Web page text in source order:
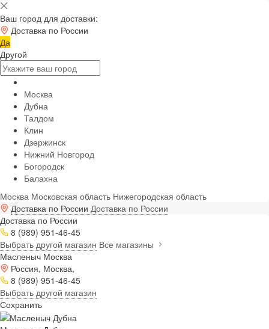
Ваш город для доставки:
Доставка по России
Да
Другой
Москва
Дубна
Талдом
Клин
Дзержинск
Нижний Новгород
Богородск
Балахна
Москва Московская область Нижегородская область
Доставка по России Доставка по России
Доставка по России
8 (989) 951-46-45
Выбрать другой магазин Все магазины
Масленыч Москва
Россия, Москва,
8 (989) 951-46-45
Выбрать другой магазин
Сохранить